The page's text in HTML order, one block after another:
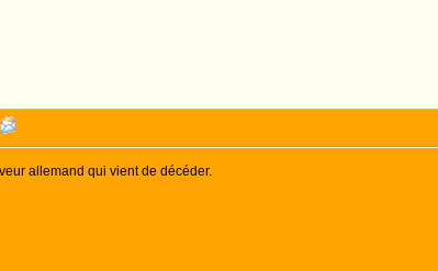
allemand qui vient de décéder.